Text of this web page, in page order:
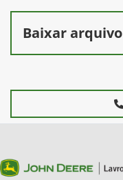
Baixar arquivo